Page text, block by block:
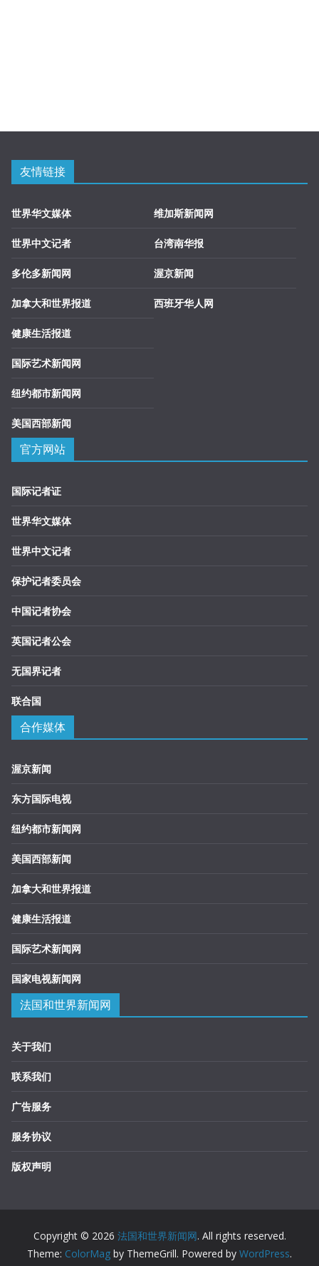
友情链接
世界华文媒体
世界中文记者
多伦多新闻网
加拿大和世界报道
健康生活报道
国际艺术新闻网
纽约都市新闻网
美国西部新闻
维加斯新闻网
台湾南华报
渥京新闻
西班牙华人网
官方网站
国际记者证
世界华文媒体
世界中文记者
保护记者委员会
中国记者协会
英国记者公会
无国界记者
联合国
合作媒体
渥京新闻
东方国际电视
纽约都市新闻网
美国西部新闻
加拿大和世界报道
健康生活报道
国际艺术新闻网
国家电视新闻网
法国和世界新闻网
关于我们
联系我们
广告服务
服务协议
版权声明
Copyright © 2026 法国和世界新闻网. All rights reserved.
Theme: ColorMag by ThemeGrill. Powered by WordPress.